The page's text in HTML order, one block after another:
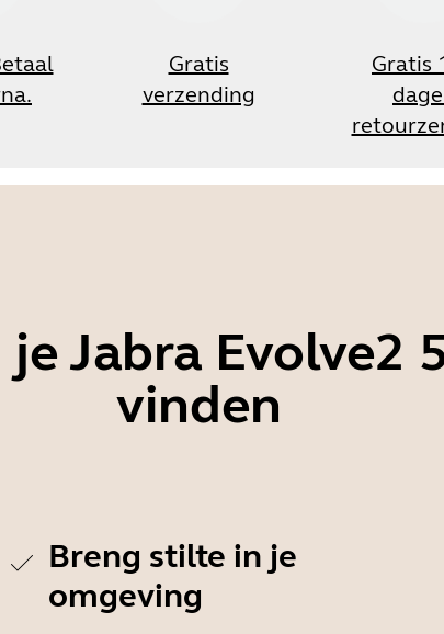
Gratis
verzending
Gratis
Jabra Evolve2
vinden
Breng stilte in je
omgeving